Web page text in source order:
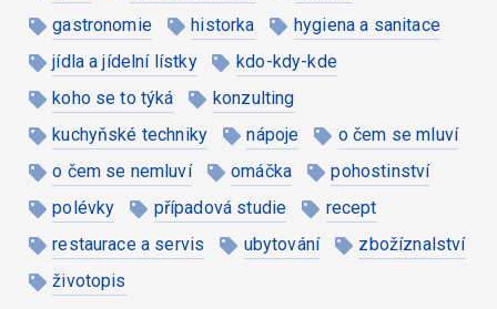
gastronomie
historka
hygiena a sanitace
jídla a jídelní lístky
kdo-kdy-kde
koho se to týká
konzulting
kuchyňské techniky
nápoje
o čem se mluví
o čem se nemluví
omáčka
pohostinství
polévky
případová studie
recept
restaurace a servis
ubytování
zbožíznalství
životopis